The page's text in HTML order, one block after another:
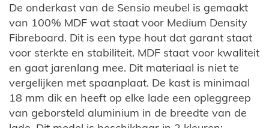
De onderkast van de Sensio meubel is gemaakt
van 100% MDF wat staat voor Medium Density
Fibreboard. Dit is een type hout dat garant staat
voor sterkte en stabiliteit. MDF staat voor kwaliteit
en gaat jarenlang mee. Dit materiaal is niet te
vergelijken met spaanplaat. De kast is minimaal
18 mm dik en heeft op elke lade een opleggreep
van geborsteld aluminium in de breedte van de